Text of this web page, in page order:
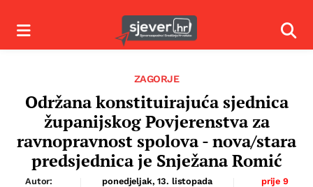
Izbornik
ZAGORJE
Održana konstituirajuća sjednica
županijskog Povjerenstva za
ravnopravnost spolova - nova/stara
predsjednica je Snježana Romić
Autor:
ponedjeljak, 13. listopada
prije 9